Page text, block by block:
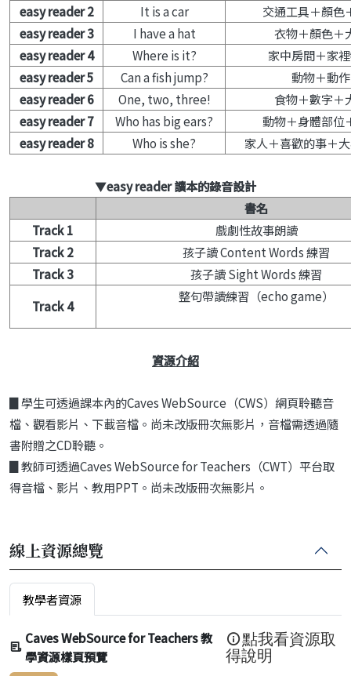
easy reader 2 It is a car
交通工具＋顏色
easy reader 3
I have a hat
衣物＋顏色＋
easy reader 4
Where is it?
家中房間＋家
easy reader 5
Can a fish jump?
動物＋動作
easy reader 6
One, two, three!
食物＋數字＋
easy reader 7
Who has big ears?
動物＋身體部位
easy reader 8
Who is she? 家人＋喜歡的事＋
▼easy reader 讀本的錄音設計
書名
Track 1
戲劇性故事朗讀
Track 2
孩子讀 Content Words 練習
Track 3
孩子讀 Sight Words 練習
Track 4
整句帶讀練習（echo game）
資源介紹
▊學生可透過課本內的Caves WebSource（CWS）網頁聆聽音
檔、觀看影片、下載音檔。尚未改版冊次無影片，音檔需透過隨
書附贈之CD聆聽。
▊教師可透過Caves WebSource for Teachers（CWT）平台取
得音檔、影片、教用PPT。尚未改版冊次無影片。
線上資源總覽
教學者資源
Caves WebSource for Teachers 教
學資源樣頁預覽
點我看資源取
得說明